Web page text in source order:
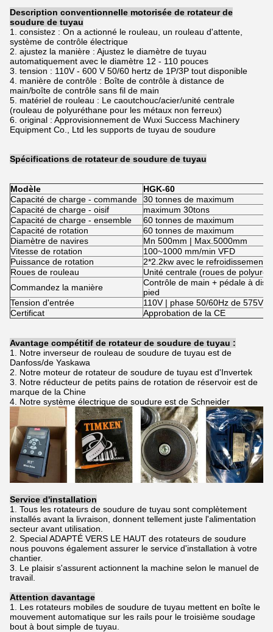
Description conventionnelle motorisée de rotateur de
soudure de tuyau
1. consistez : On a actionné le rouleau, un rouleau d'attente,
système de contrôle électrique
2. ajustez la manière : Ajustez le diamètre de tuyau
automatiquement avec le diamètre 12 - 110 pouces
3. tension : 110V - 600 V 50/60 hertz de 1P/3P tout disponible
4. manière de contrôle : Boîte de contrôle à distance de
main/boîte de contrôle sans fil de main
5. matériel de rouleau : Le caoutchouc/acier/unité centrale
(rouleau de polyuréthane pour les métaux non ferreux)
6. original : Approvisionnement de Wuxi Success Machinery
Equipment Co., Ltd les supports de tuyau de soudure
Spécifications de rotateur de soudure de tuyau
Modèle
HGK-60
Capacité de charge - commande
30 tonnes de maximum
Capacité de charge - oisif
maximum 30tons
Capacité de charge - ensemble
60 tonnes de maximum
Capacité de rotation
60 tonnes de maximum
Diamètre de navires
Mn 500mm | Max.5000mm
Vitesse de rotation
100~1000 mm/min VFD
Puissance de rotation
2*2.2kw avec le refroidissement
Roues de rouleau
Unité centrale (roues de
Commandez la manière
Contrôle de main + pédale à
pied
Tension d'entrée
110V | phase 50/60Hz de 575V
Certificat
Approbation de la CE
Avantage compétitif de rotateur de soudure de tuyau :
1. Notre inverseur de rouleau de soudure de tuyau est de
Danfoss/de Yaskawa
2. Notre moteur de rotateur de soudure de tuyau est d'Invertek
3. Notre réducteur de petits pains de rotation de réservoir est de
marque de la Chine
4. Notre système électrique de soudure est de Schneider
Service d'installation
1. Tous les rotateurs de soudure de tuyau sont complètement
installés avant la livraison, donnent tellement juste l'alimentation
secteur avant utilisation.
2. Special ADAPTÉ VERS LE HAUT des rotateurs de soudure
nous pouvons également assurer le service d'installation à votre
chantier.
3. Le plaisir s'assurent actionnent la machine selon le manuel de
travail.
Attention davantage
1. Les rotateurs mobiles de soudure de tuyau mettent en boîte le
mouvement automatique sur les rails pour le troisième soudage
bout à bout simple de tuyau.